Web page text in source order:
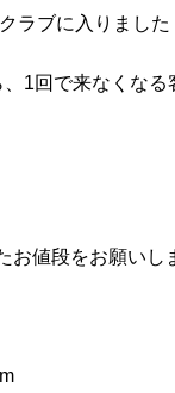
ラブに入りました
、1回で来なくなる
お値段をお願いし